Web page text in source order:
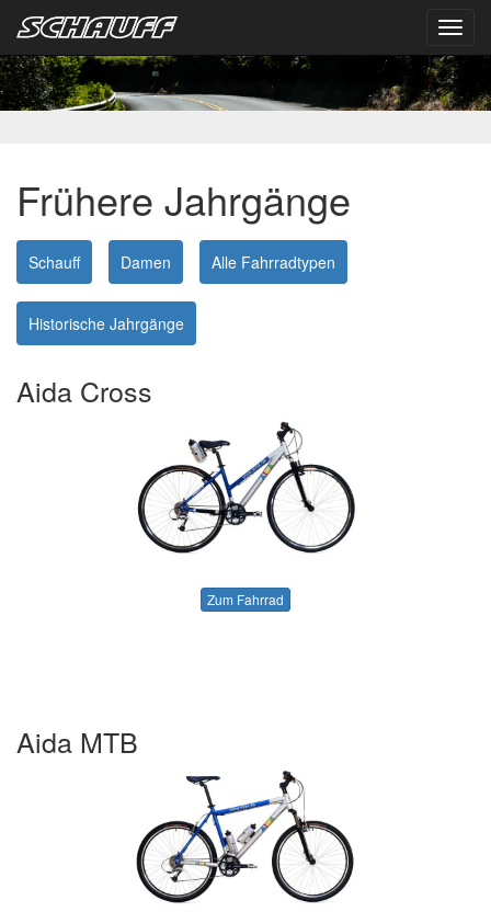
Frühere Jahrgänge
Schauff Damen Alle Fahrradtypen
Historische Jahrgänge
Aida Cross
Zum Fahrrad
Aida MTB